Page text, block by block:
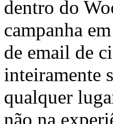
dentro do
campanha
de email de
inteiramente
qualquer
não na